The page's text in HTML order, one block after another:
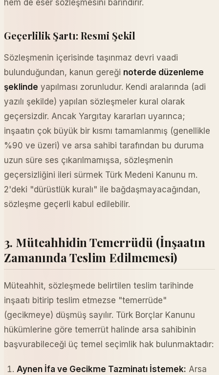
hem de eser sözleşmesini barındırır.
Geçerlilik Şartı: Resmi Şekil
Sözleşmenin içerisinde taşınmaz devri vaadi
bulunduğundan, kanun gereği noterde düzenleme
şeklinde yapılması zorunludur. Kendi aralarında (adi
yazılı şekilde) yapılan sözleşmeler kural olarak
geçersizdir. Ancak Yargıtay kararları uyarınca;
inşaatın çok büyük bir kısmı tamamlanmış (genellikle
%90 ve üzeri) ve arsa sahibi tarafından bu duruma
uzun süre ses çıkarılmamışsa, sözleşmenin
geçersizliğini ileri sürmek Türk Medeni Kanunu m.
2'deki "dürüstlük kuralı" ile bağdaşmayacağından,
sözleşme geçerli kabul edilebilir.
3. Müteahhidin Temerrüdü (İnşaatın
Zamanında Teslim Edilmemesi)
Müteahhit, sözleşmede belirtilen teslim tarihinde
inşaatı bitirip teslim etmezse "temerrüde"
(gecikmeye) düşmüş sayılır. Türk Borçlar Kanunu
hükümlerine göre temerrüt halinde arsa sahibinin
başvurabileceği üç temel seçimlik hak bulunmaktadır:
Aynen İfa ve Gecikme Tazminatı İstemek: Arsa